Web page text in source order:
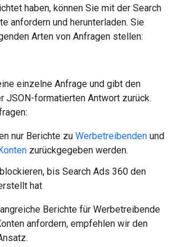
haben, können Sie mit der Search
anfordern und herunterladen. Sie
Arten von Anfragen stellen:
einzelne Anfrage und gibt den
JSON-formatierten Antwort zurück.
nur Berichte zu Werbetreibenden und
zurückgegeben werden.
bis Search Ads 360 den
hat
Berichte für Werbetreibende
anfordern, empfehlen wir den